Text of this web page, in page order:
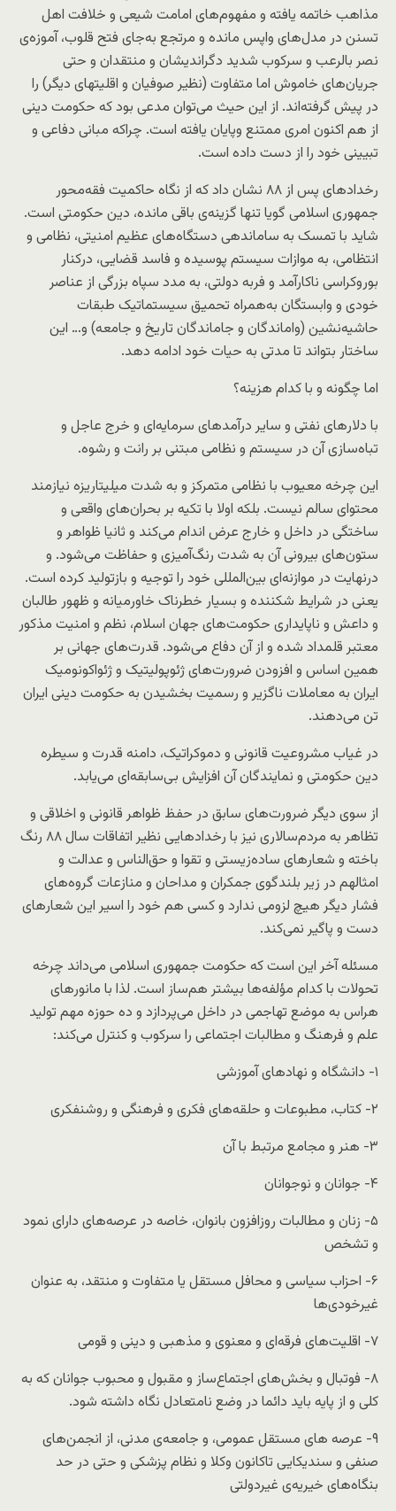
مذاهب خاتمه یافته و مفهوم‌های امامت شیعی و خلافت اهل
تسنن در مدل‌های واپس مانده و مرتجع به‌جای فتح قلوب، آموزه‌ی
نصر بالرعب و سرکوب شدید دگراندیشان و منتقدان و حتی
جریان‌های خاموش اما متفاوت (نظیر صوفیان و اقلیتهای دیگر) را
در پیش گرفته‌اند. از این حیث می‌توان مدعی بود که حکومت دینی
از هم اکنون امری ممتنع وپایان یافته است. چراکه مبانی دفاعی و
تبیینی خود را از دست داده است.
رخدادهای پس از ۸۸ نشان داد که از نگاه حاکمیت فقه‌محور
جمهوری اسلامی گویا تنها گزینه‌ی باقی مانده، دین حکومتی است.
شاید با تمسک به ساماندهی دستگاه‌های عظیم امنیتی، نظامی و
انتظامی، به موازات سیستم پوسیده و فاسد قضایی، درکنار
بوروکراسی ناکارآمد و فربه دولتی، به مدد سپاه بزرگی از عناصر
خودی و وابستگان به‌همراه تحمیق سیستماتیک طبقات
حاشیه‌نشین (واماندگان و جاماندگان تاریخ و جامعه) و… این
ساختار بتواند تا مدتی به حیات خود ادامه دهد.
اما چگونه و با کدام هزینه؟
با دلارهای نفتی و سایر درآمدهای سرمایه‌ای و خرج عاجل و
تباه‌سازی آن در سیستم و نظامی مبتنی بر رانت و رشوه.
این چرخه معیوب با نظامی متمرکز و به شدت میلیتاریزه نیازمند
محتوای سالم نیست. بلکه اولا با تکیه بر بحران‌های واقعی و
ساختگی در داخل و خارج عرض اندام می‌کند و ثانیا ظواهر و
ستون‌های بیرونی آن به شدت رنگ‌آمیزی و حفاظت می‌شود. و
درنهایت در موازنه‌ای بین‌المللی خود را توجیه و بازتولید کرده است.
یعنی در شرایط شکننده و بسیار خطرناک خاورمیانه و ظهور طالبان
و داعش و ناپایداری حکومت‌های جهان اسلام، نظم و امنیت مذکور
معتبر قلمداد شده و از آن دفاع می‌شود. قدرت‌های جهانی بر
همین اساس و افزودن ضرورت‌های ژئوپولیتیک و ژئواکونومیک
ایران به معاملات ناگزیر و رسمیت بخشیدن به حکومت دینی ایران
تن می‌دهند.
در غیاب مشروعیت قانونی و دموکراتیک، دامنه قدرت و سیطره
دین حکومتی و نمایندگان آن افزایش بی‌سابقه‌ای می‌یابد.
از سوی دیگر ضرورت‌های سابق در حفظ ظواهر قانونی و اخلاقی و
تظاهر به مردم‌سالاری نیز با رخدادهایی نظیر اتفاقات سال ۸۸ رنگ
باخته و شعارهای ساده‌زیستی و تقوا و حق‌الناس و عدالت و
امثالهم در زیر بلندگوی جمکران و مداحان و منازعات گروه‌های
فشار دیگر هیچ لزومی ندارد و کسی هم خود را اسیر این شعارهای
دست و پاگیر نمی‌کند.
مسئله آخر این است که حکومت جمهوری اسلامی می‌داند چرخه
تحولات با کدام مؤلفه‌ها بیشتر هم‌ساز است. لذا با مانورهای
هراس به موضع تهاجمی در داخل می‌پردازد و ده حوزه مهم تولید
علم و فرهنگ و مطالبات اجتماعی را سرکوب و کنترل می‌کند:
۱- دانشگاه و نهادهای آموزشی
۲- کتاب، مطبوعات و حلقه‌های فکری و فرهنگی و روشنفکری
۳- هنر و مجامع مرتبط با آن
۴- جوانان و نوجوانان
۵- زنان و مطالبات روزافزون بانوان، خاصه در عرصه‌های دارای نمود
و تشخص
۶- احزاب سیاسی و محافل مستقل یا متفاوت و منتقد، به عنوان
غیرخودی‌ها
۷- اقلیت‌های فرقه‌ای و معنوی و مذهبی و دینی و قومی
۸- فوتبال و بخش‌های اجتماع‌ساز و مقبول و محبوب جوانان که به
کلی و از پایه باید دائما در وضع نامتعادل نگاه داشته شود.
۹- عرصه های مستقل عمومی، و جامعه‌ی مدنی، از انجمن‌های
صنفی و سندیکایی تاکانون وکلا و نظام پزشکی و حتی در حد
بنگاه‌های خیریه‌ی غیردولتی